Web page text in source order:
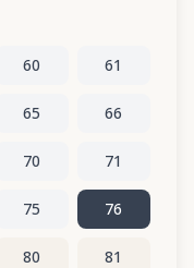
60 61
65 66
70 71
75 76
80 81